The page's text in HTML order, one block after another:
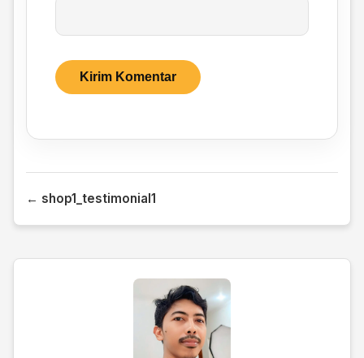
← shop1_testimonial1